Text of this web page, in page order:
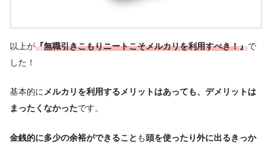
以上が『無職引きこもりニートこそメルカリを利用すべき！』で
した！
基本的にメルカリを利用するメリットはあっても、デメリットは
まったくなかったです。
金銭的に多少の余裕ができること も頭を使ったり外に出るきっか